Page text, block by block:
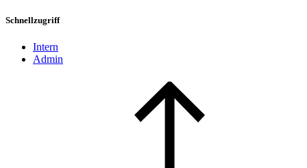
Schnellzugriff
Intern
Admin